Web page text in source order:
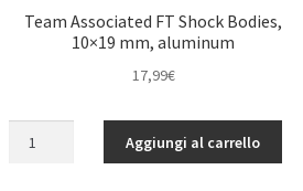
Team Associated FT Shock Bodies,
10×19 mm, aluminum
17,99€
Aggiungi al carrello